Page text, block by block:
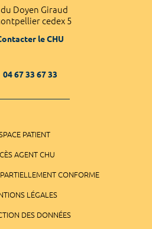
du Doyen Giraud
cedex 5
le CHU
04 67 33 67 33
PATIENT
AGENT CHU
CONFORME
LÉGALES
DES DONNÉES